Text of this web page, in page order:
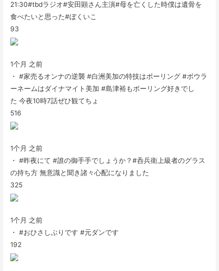
21:30#tbdラジオ#安田顕さん主演#母を亡くした時僕は遺骨を
食べたいと思った#ぼくいこ
93
1个月 之前
・ #家売るオンナの逆襲 #白洲美加の特技はボーリング #ボウラ
ーネームはダイナマイト美加 #島津裕もボーリング好きでし
た 今夜10時7話ぜひ観てちょ
516
1个月 之前
・ #昨夜にて #誰の御手手でしょうか？#呑兵衛上級者のグラス
の持ち方 無意識と聞き諸々心配になりました
325
1个月 之前
・ #おひさしぶりです #元ダンです
192